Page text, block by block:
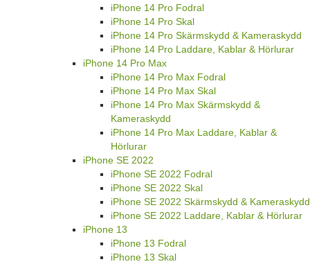
iPhone 14 Pro Fodral
iPhone 14 Pro Skal
iPhone 14 Pro Skärmskydd & Kameraskydd
iPhone 14 Pro Laddare, Kablar & Hörlurar
iPhone 14 Pro Max
iPhone 14 Pro Max Fodral
iPhone 14 Pro Max Skal
iPhone 14 Pro Max Skärmskydd &
Kameraskydd
iPhone 14 Pro Max Laddare, Kablar &
Hörlurar
iPhone SE 2022
iPhone SE 2022 Fodral
iPhone SE 2022 Skal
iPhone SE 2022 Skärmskydd & Kameraskydd
iPhone SE 2022 Laddare, Kablar & Hörlurar
iPhone 13
iPhone 13 Fodral
iPhone 13 Skal